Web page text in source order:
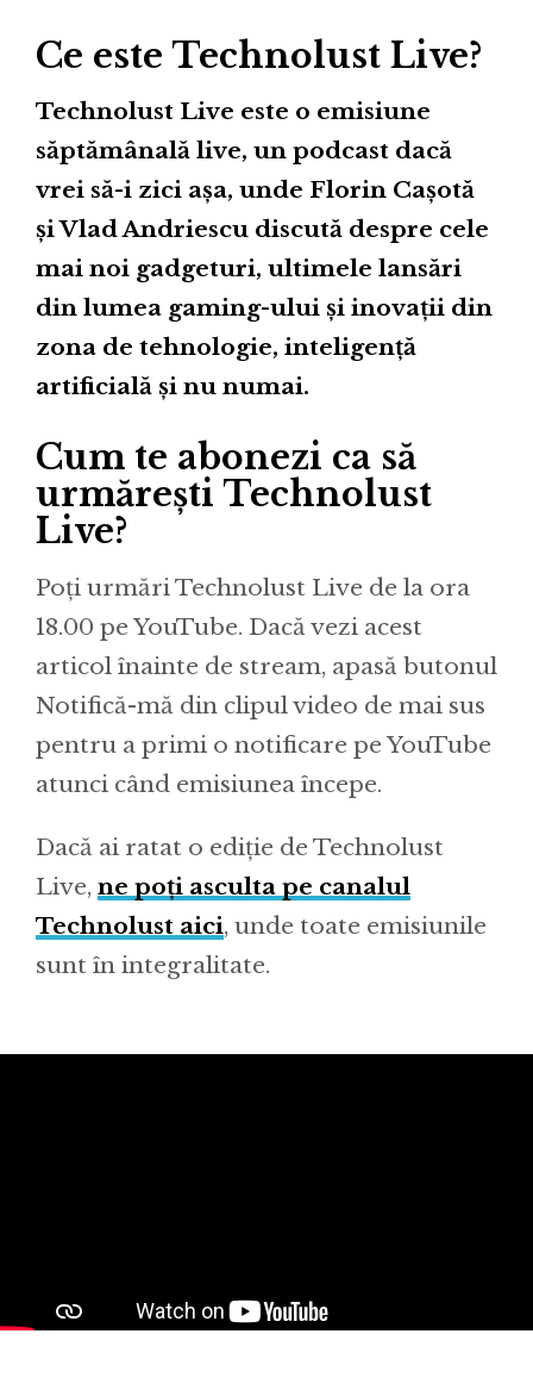
Ce este Technolust Live?
Technolust Live este o emisiune
săptămânală live, un podcast dacă
vrei să-i zici așa, unde Florin Cașotă
și Vlad Andriescu discută despre cele
mai noi gadgeturi, ultimele lansări
din lumea gaming-ului și inovații din
zona de tehnologie, inteligență
artificială și nu numai.
Cum te abonezi ca să
urmărești Technolust
Live?
Poți urmări Technolust Live de la ora
18.00 pe YouTube. Dacă vezi acest
articol înainte de stream, apasă butonul
Notifică-mă din clipul video de mai sus
pentru a primi o notificare pe YouTube
atunci când emisiunea începe.
Dacă ai ratat o ediție de Technolust
Live, ne poți asculta pe canalul
Technolust aici, unde toate emisiunile
sunt în integralitate.